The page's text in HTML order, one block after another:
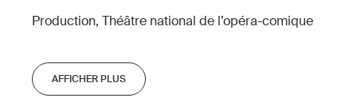
Production, Théâtre national de l’opéra-comique
AFFICHER PLUS